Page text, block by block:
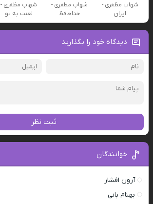
شهاب مظفری -
ایران
شهاب مظفری -
خداحافظ
شهاب مظفری -
لعنت به تو
دیدگاه خود را بگذارید
ثبت نظر
خوانندگان
آرون افشار
بهنام بانی